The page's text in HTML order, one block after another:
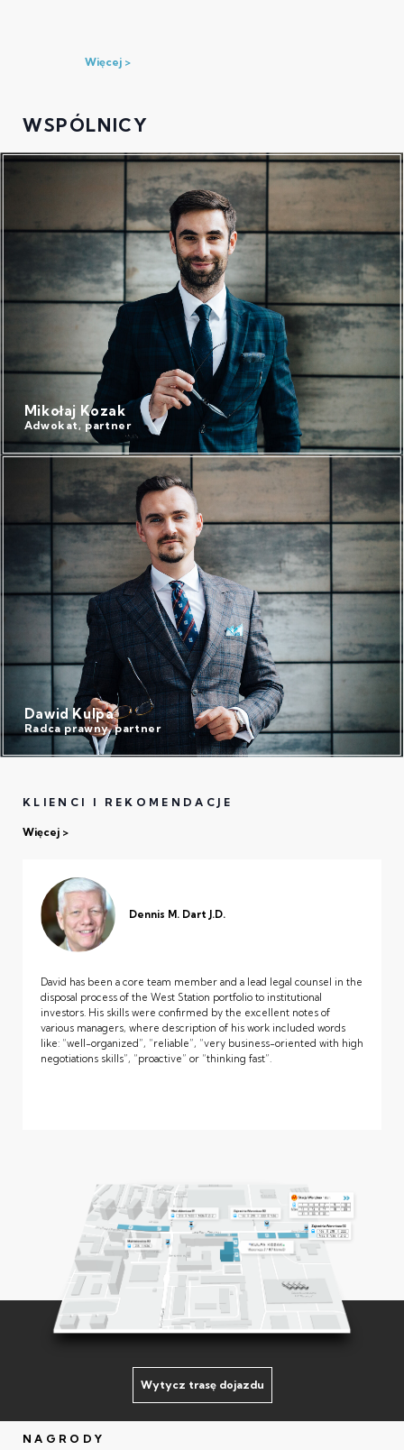
Więcej
WSPÓLNICY
Mikołaj Kozak
Adwokat, partner
Dawid Kulpa
Radca prawny, partner
KLIENCI I REKOMENDACJE
Więcej
Dennis M. Dart J.D.
David has been a core team member and a lead legal counsel in the
disposal process of the West Station portfolio to institutional
investors. His skills were confirmed by the excellent notes of
various managers, where description of his work included words
like: “well-organized”, “reliable”, “very business-oriented with high
negotiations skills”, “proactive” or “thinking fast”.
Wytycz trasę dojazdu
NAGRODY